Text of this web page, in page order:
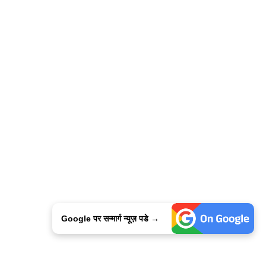
Google पर सन्मार्ग न्यूज़ पडे →